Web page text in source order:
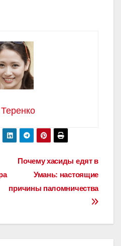
Почему хасиды едят в
Умань: настоящие
причины паломничества